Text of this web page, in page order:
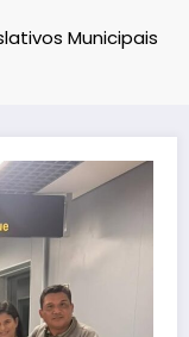
Municipais